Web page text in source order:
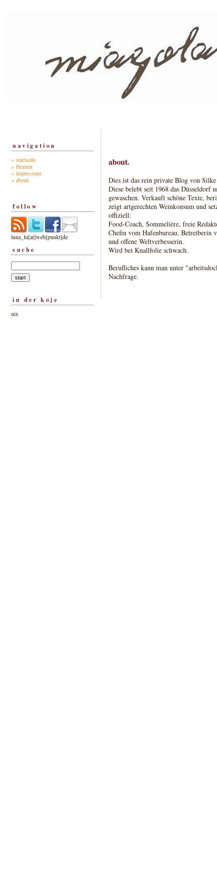
navigation
» startseite
» themen
» impressum
» about
follow
luna_lu[at]web[punkt]de
suche
in der koje
nix
about.
Dies ist das rein private Blog von
Diese belebt seit 1968 das Düsseldorf
gewaschen. Verkauft schöne Texte,
zeigt artgerechten Weinkonsum und
offiziell:
Food-Coach, Sommelière, freie
Chefin vom Hafenbureau, Betreiberin
und offene Weltverbesserin.
Wird bei Knallfolie schwach.
Berufliches kann man unter
Nachfrage.